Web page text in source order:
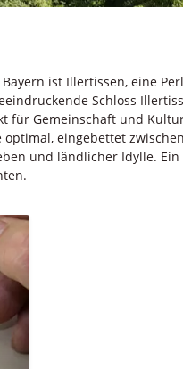
ist Illertissen, eine
Schloss
für Gemeinschaft und
eingebettet
und ländlicher Idylle.